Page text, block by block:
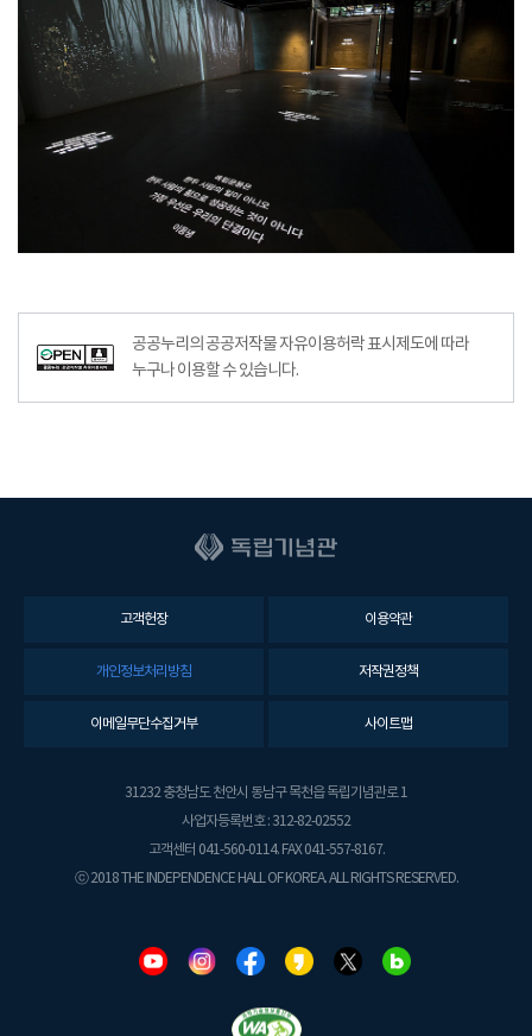
공공누리의 공공저작물 자유이용허락 표시제도에 따라
누구나 이용할 수 있습니다.
고객헌장 이용약관
개인정보처리방침 저작권정책
이메일무단수집거부 사이트맵
31232 충청남도 천안시 동남구 목천읍 독립기념관로 1
사업자등록번호 : 312-82-02552
고객센터 041-560-0114. FAX 041-557-8167.
ⓒ 2018 THE INDEPENDENCE HALL OF KOREA. ALL RIGHTS RESERVED.